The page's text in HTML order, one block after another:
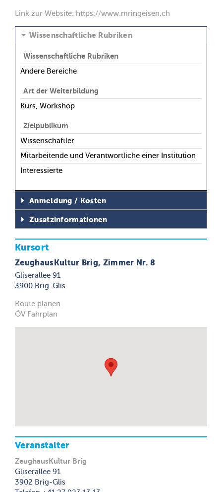
Link zur Website: https://www.mringeisen.ch
Wissenschaftliche Rubriken
Wissenschaftliche Rubriken
Andere Bereiche
Art der Weiterbildung
Kurs, Workshop
Zielpublikum
Wissenschaftler
Mitarbeitende und Verantwortliche einer Institution
Interessierte
Anmeldung / Kosten
Zusatzinformationen
Kursort
ZeughausKultur Brig, Zimmer Nr. 8
Gliserallee 91
3900 Brig-Glis
Route planen
ÖV Fahrplan
Veranstalter
ZeughausKultur Brig
Gliserallee 91
3902 Brig-Glis